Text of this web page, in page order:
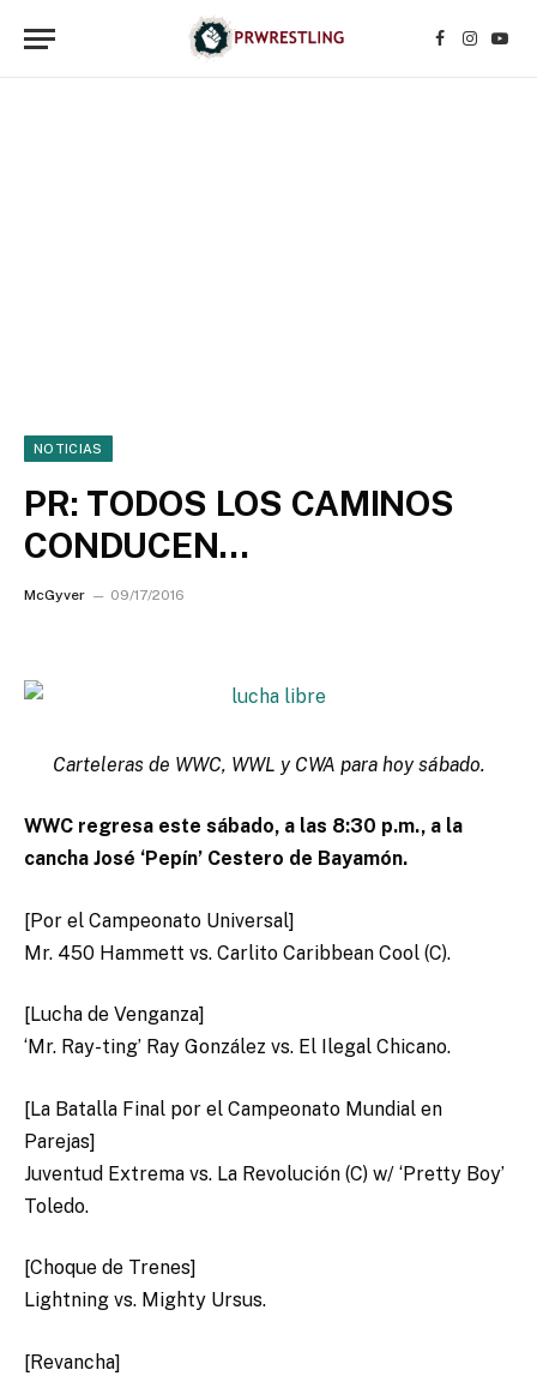
Facebook
NOTICIAS
PR: TODOS LOS CAMINOS
CONDUCEN…
McGyver 09/17/2016
Carteleras de WWC, WWL y CWA para hoy sábado.
WWC regresa este sábado, a las 8:30 p.m., a la
cancha José ‘Pepín’ Cestero de Bayamón.
[Por el Campeonato Universal]
Mr. 450 Hammett vs. Carlito Caribbean Cool (C).
[Lucha de Venganza]
‘Mr. Ray-ting’ Ray González vs. El Ilegal Chicano.
[La Batalla Final por el Campeonato Mundial en
Parejas]
Juventud Extrema vs. La Revolución (C) w/ ‘Pretty Boy’
Toledo.
[Choque de Trenes]
Lightning vs. Mighty Ursus.
[Revancha]